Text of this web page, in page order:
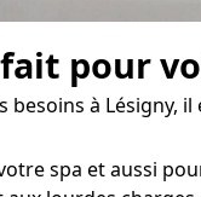
pour
à
spa et aussi